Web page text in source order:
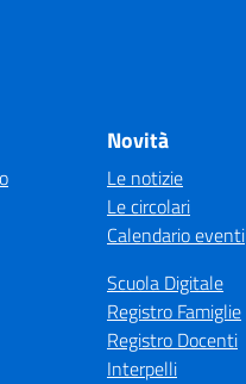
Novità
Le notizie
Le circolari
Calendario eventi
Scuola Digitale
Registro Famiglie
Registro Docenti
Interpelli